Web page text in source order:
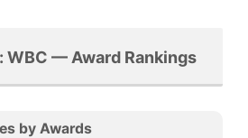
WBC — Award Rankings
by Awards